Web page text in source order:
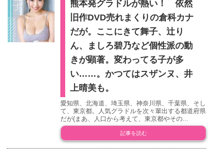
熊本発グラドルが熱い！ 依然
旧作DVD売れまくりの倉科カナ
だが。ここにきて舞子、辻り
ん、ましろ碧乃など個性派の動
きが顕著。変わってる子が多
い……。かつてはスザンヌ、井
上晴美も。
愛知県、北海道、埼玉県、神奈川県、千葉県、そし
て、東京都。人気グラドルを次々輩出する都道府県
だが(まあ、人口から考えて、東京都やその...
記事を読む